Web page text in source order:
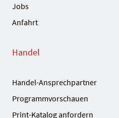
Jobs
Anfahrt
Handel
Handel-Ansprechpartner
Programmvorschauen
Print-Katalog anfordern